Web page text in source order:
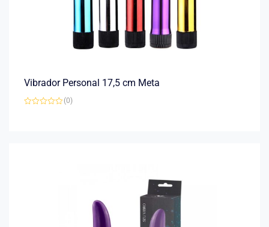
Vibrador Personal 17,5 cm Meta
(0)